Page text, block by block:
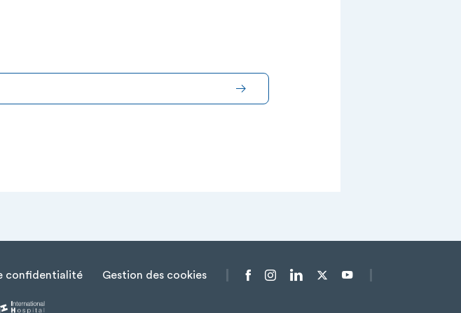
confidentialité Gestion des cookies
Menu liens sociaux